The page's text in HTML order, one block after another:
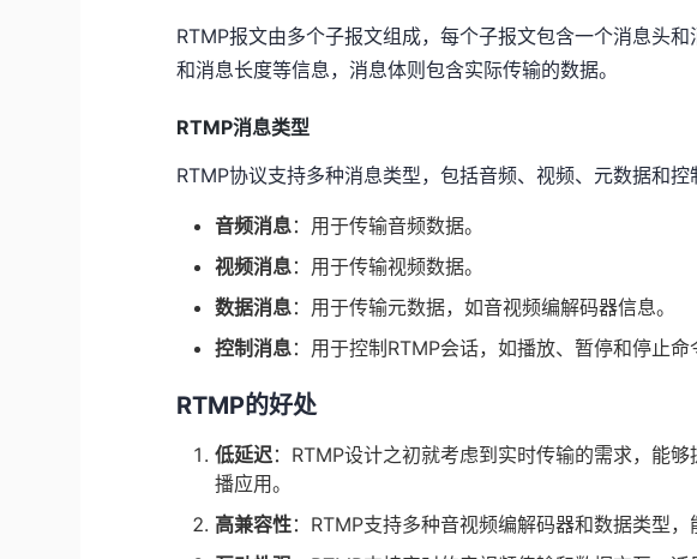
RTMP报文由多个子报文组成，每个子报文包含一个消息头
和消息长度等信息，消息体则包含实际传输的数据。
RTMP消息类型
RTMP协议支持多种消息类型，包括音频、视频、元数据和控
音频消息：用于传输音频数据。
视频消息：用于传输视频数据。
数据消息：用于传输元数据，如音视频编解码器信息。
控制消息：用于控制RTMP会话，如播放、暂停和停止命
RTMP的好处
低延迟：RTMP设计之初就考虑到实时传输的需求，能
播应用。
高兼容性：RTMP支持多种音视频编解码器和数据类型，